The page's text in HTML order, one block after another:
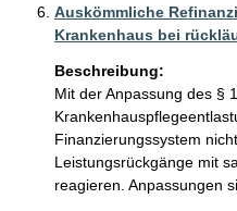
Auskömmliche
Krankenhaus bei
Beschreibung:
Mit der Anpassung des §
Finanzierungssystem
Leistungsrückgänge mit
reagieren. Anpassungen